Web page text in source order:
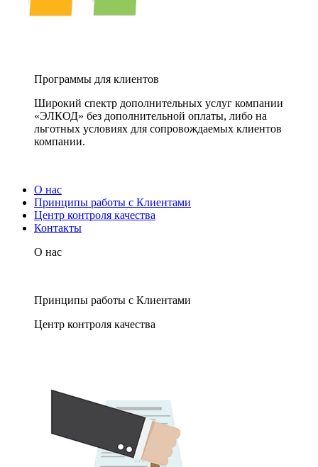
Программы для клиентов
Широкий спектр дополнительных услуг компании
«ЭЛКОД» без дополнительной оплаты, либо на
льготных условиях для сопровождаемых клиентов
компании.
О нас
Принципы работы с Клиентами
Центр контроля качества
Контакты
О нас
Принципы работы с Клиентами
Центр контроля качества